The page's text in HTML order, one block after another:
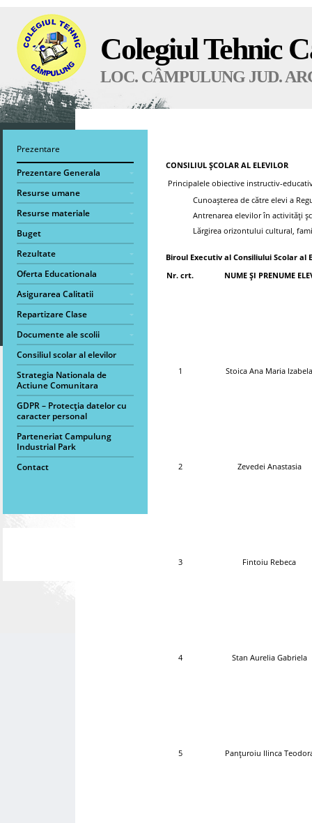
Colegiul Tehnic
LOC. CÂMPULUNG JUD.
Prezentare
Prezentare Generala
Resurse umane
Resurse materiale
Buget
Rezultate
Oferta Educationala
Asigurarea Calitatii
Repartizare Clase
Documente ale scolii
Consiliul scolar al elevilor
Strategia Nationala de
Actiune Comunitara
GDPR – Protecția datelor cu
caracter personal
Parteneriat Campulung
Industrial Park
Contact
CONSILIUL ŞCOLAR AL ELEVILOR
Principalele obiective instructiv-
Cunoașterea de către elevi a
Antrenarea elevilor în activități
Lărgirea orizontului cultural,
Biroul Executiv al Consiliului Scolar
Nr. crt.
NUME ȘI PRENUME
1 Stoica Ana Maria Izabela
2 Zevedei Anastasia
3 Fintoiu Rebeca
4 Stan Aurelia Gabriela
5 Panțuroiu Ilinca